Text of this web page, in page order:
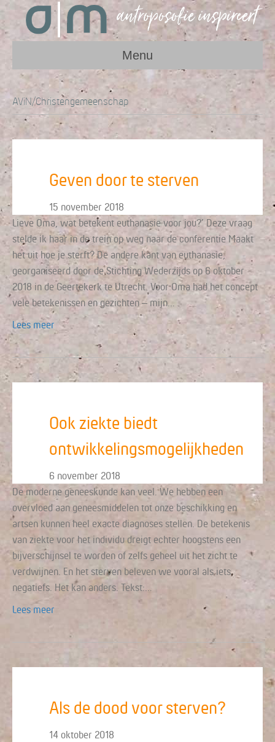
Menu
AViN/Christengemeenschap
Geven door te sterven
15 november 2018
Lieve Oma, wat betekent euthanasie voor jou?’ Deze vraag
stelde ik haar in de trein op weg naar de conferentie Maakt
het uit hoe je sterft? De andere kant van euthanasie,
georganiseerd door de Stichting Wederzijds op 6 oktober
2018 in de Geertekerk te Utrecht. Voor Oma had het concept
vele betekenissen en gezichten – mijn…
Lees meer
Ook ziekte biedt
ontwikkelingsmogelijkheden
6 november 2018
De moderne geneeskunde kan veel. We hebben een
overvloed aan geneesmiddelen tot onze beschikking en
artsen kunnen heel exacte diagnoses stellen. De betekenis
van ziekte voor het individu dreigt echter hoogstens een
bijverschijnsel te worden of zelfs geheel uit het zicht te
verdwijnen. En het sterven beleven we vooral als iets
negatiefs. Het kan anders. Tekst:…
Lees meer
Als de dood voor sterven?
14 oktober 2018